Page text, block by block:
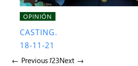
OPINIÓN
CASTING.
18-11-21
← Previous123Next →